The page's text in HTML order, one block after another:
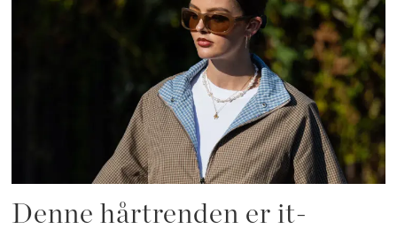
Denne hårtrenden er it-